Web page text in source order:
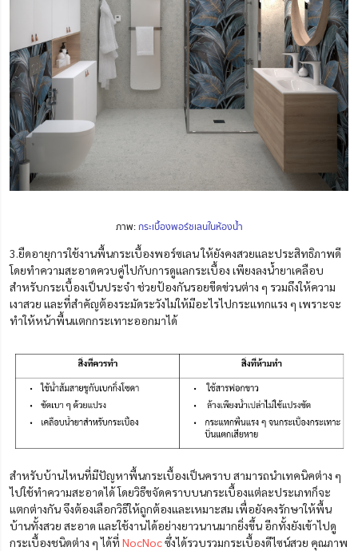
ภาพ:กระเบื้องพอร์ซเลนในห้องน้ำ
3.ยืดอายุการใช้งานพื้นกระเบื้องพอร์ซเลน ให้ยังคงสวยและประสิทธิภาพดี
โดยทำความสะอาดควบคู่ไปกับการดูแลกระเบื้อง เพียงลงน้ำยาเคลือบ
สำหรับกระเบื้องเป็นประจำ ช่วยป้องกันรอยขีดข่วนต่าง ๆ รวมถึงให้ความ
เงาสวย และที่สำคัญต้องระมัดระวังไม่ให้มีอะไรไปกระแทกแรง ๆ เพราะจะ
ทำให้หน้าพื้นแตกกระเทาะออกมาได้
สำหรับบ้านไหนที่มีปัญหาพื้นกระเบื้องเป็นคราบ สามารถนำเทคนิคต่าง ๆ
ไปใช้ทำความสะอาดได้ โดยวิธีขจัดคราบบนกระเบื้องแต่ละประเภทก็จะ
แตกต่างกัน จึงต้องเลือกวิธีให้ถูกต้องและเหมาะสม เพื่อยังคงรักษาให้พื้น
บ้านทั้งสวย สะอาด และใช้งานได้อย่างยาวนานมากยิ่งขึ้น อีกทั้งยังเข้าไปดู
กระเบื้องชนิดต่าง ๆ ได้ที่ NocNocซึ่งได้รวบรวมกระเบื้องดีไซน์สวย คุณภาพ